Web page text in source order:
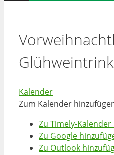
Kalender
Zum Kalender
Zu Timely-
Zu Google
Zu Outlook